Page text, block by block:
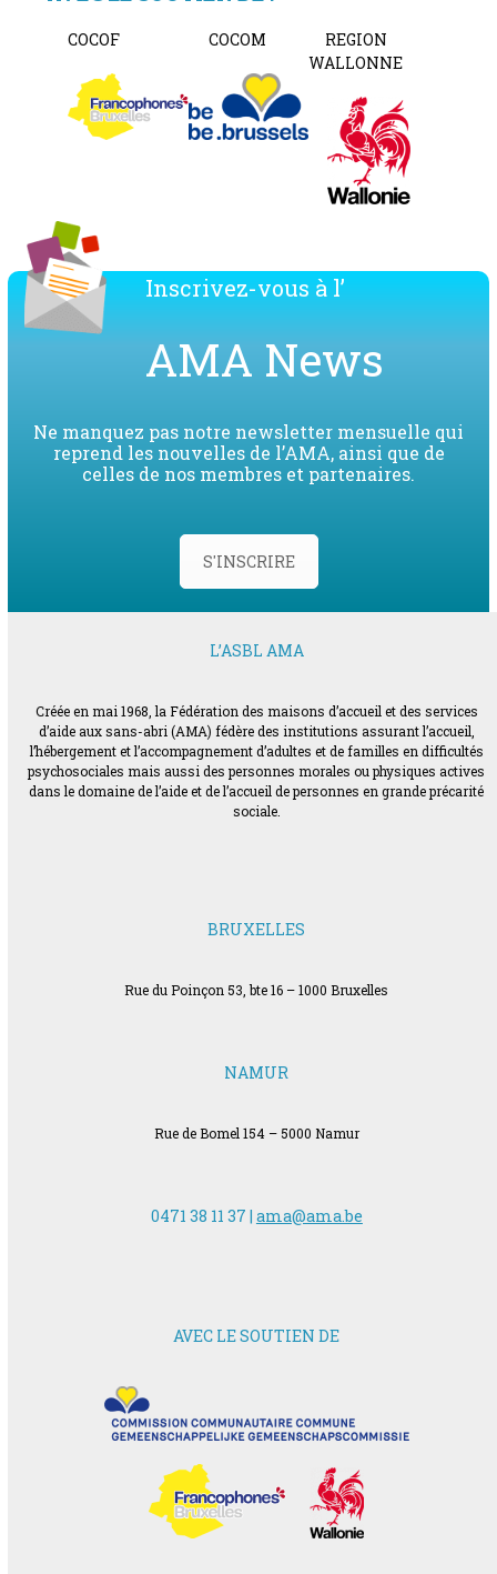
COCOF COCOM
REGION
WALLONNE
Inscrivez-vous à l’
AMA News
Ne manquez pas notre newsletter mensuelle qui
reprend les nouvelles de l’AMA, ainsi que de
celles de nos membres et partenaires.
S'INSCRIRE
L’ASBL AMA
Créée en mai 1968, la Fédération des maisons d’accueil et des services
d’aide aux sans-abri (AMA) fédère des institutions assurant l’accueil,
l’hébergement et l’accompagnement d’adultes et de familles en difficultés
psychosociales mais aussi des personnes morales ou physiques actives
dans le domaine de l’aide et de l’accueil de personnes en grande précarité
sociale.
BRUXELLES
Rue du Poinçon 53, bte 16 – 1000 Bruxelles
NAMUR
Rue de Bomel 154 – 5000 Namur
0471 38 11 37 | ama@ama.be
AVEC LE SOUTIEN DE